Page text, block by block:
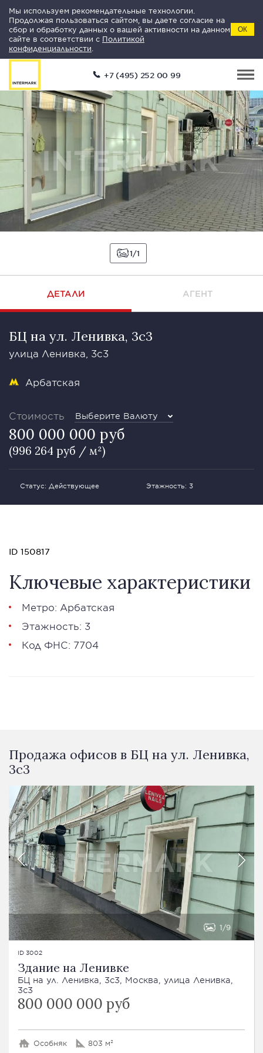
Мы используем рекомендательные технологии.
Продолжая пользоваться сайтом, вы даете согласие на
сбор и обработку данных о вашей активности на данном
сайте в соответствии с Политикой
конфиденциальности
ОК
+7 (495) 252 00 99
1 1
ДЕТАЛИ АГЕНТ
БЦ на ул. Ленивка, 3с3
улица Ленивка, 3с3
Арбатская
Стоимость Выберите Валюту
800 000 000 руб
(996 264 руб / м²)
Статус: Действующее Этажность: 3
ID 150817
Ключевые характеристики
Метро: Арбатская
Этажность: 3
Код ФНС: 7704
Продажа офисов в БЦ на ул. Ленивка,
3с3
1 9
ID 3002
Здание на Ленивке
БЦ на ул. Ленивка, 3с3, Москва, улица Ленивка,
3с3
800 000 000 руб
Особняк 803 м²